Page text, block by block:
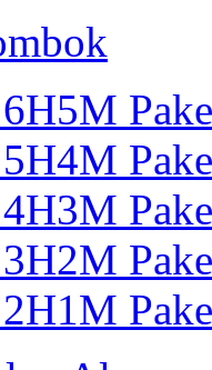
6H5M
5H4M
4H3M
3H2M
2H1M